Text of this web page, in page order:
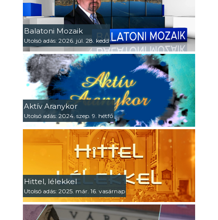
Balatoni Mozaik
Utolsó adás: 2026. júl. 28. kedd
Aktív Aranykor
Utolsó adás: 2024. szep. 9. hétfő
Hittel, lélekkel
Utolsó adás: 2025. már. 16. vasárnap